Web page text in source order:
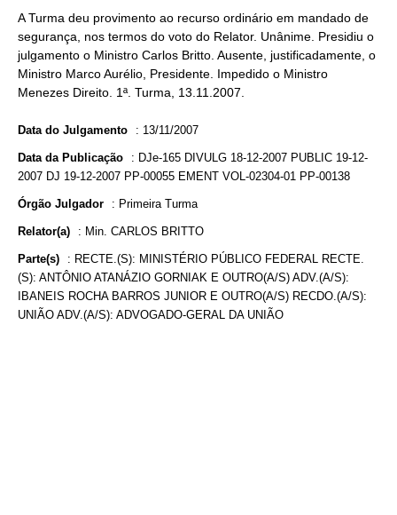
A Turma deu provimento ao recurso ordinário em mandado de
segurança, nos termos do voto do Relator. Unânime. Presidiu o
julgamento o Ministro Carlos Britto. Ausente, justificadamente, o
Ministro Marco Aurélio, Presidente. Impedido o Ministro
Menezes Direito. 1ª. Turma, 13.11.2007.
Data do Julgamento : 13/11/2007
Data da Publicação : DJe-165 DIVULG 18-12-2007 PUBLIC 19-12-
2007 DJ 19-12-2007 PP-00055 EMENT VOL-02304-01 PP-00138
Órgão Julgador : Primeira Turma
Relator(a) : Min. CARLOS BRITTO
Parte(s) : RECTE.(S): MINISTÉRIO PÚBLICO FEDERAL RECTE.
(S): ANTÔNIO ATANÁZIO GORNIAK E OUTRO(A/S) ADV.(A/S):
IBANEIS ROCHA BARROS JUNIOR E OUTRO(A/S) RECDO.(A/S):
UNIÃO ADV.(A/S): ADVOGADO-GERAL DA UNIÃO